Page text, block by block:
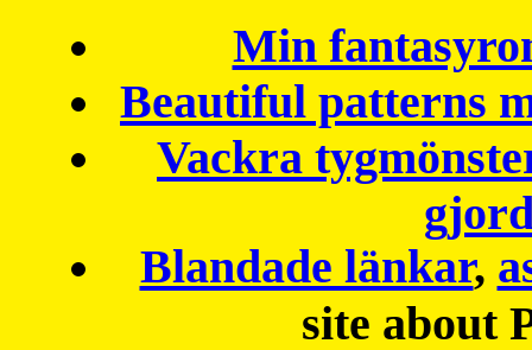
Min
Beautiful patterns
Vackra
Blandade länkar,
site about